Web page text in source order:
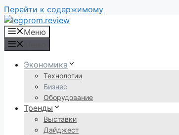
Перейти к содержимому
Меню
Экономика
Технологии
Бизнес
Оборудование
Тренды
Выставки
Дайджест